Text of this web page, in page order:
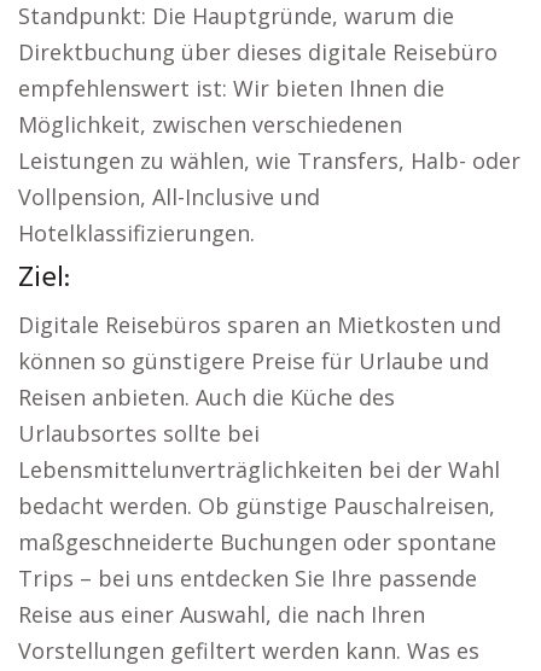
Standpunkt: Die Hauptgründe, warum die
Direktbuchung über dieses digitale Reisebüro
empfehlenswert ist: Wir bieten Ihnen die
Möglichkeit, zwischen verschiedenen
Leistungen zu wählen, wie Transfers, Halb- oder
Vollpension, All-Inclusive und
Hotelklassifizierungen.
Ziel:
Digitale Reisebüros sparen an Mietkosten und
können so günstigere Preise für Urlaube und
Reisen anbieten. Auch die Küche des
Urlaubsortes sollte bei
Lebensmittelunverträglichkeiten bei der Wahl
bedacht werden. Ob günstige Pauschalreisen,
maßgeschneiderte Buchungen oder spontane
Trips – bei uns entdecken Sie Ihre passende
Reise aus einer Auswahl, die nach Ihren
Vorstellungen gefiltert werden kann. Was es